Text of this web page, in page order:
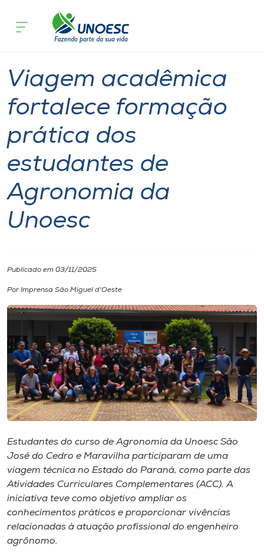
Cursos
Pesquisa
Atendimento ao Estudante
Portal de Ensino
Unoesc
I.nova
Diplomados
Cultura
CPA
Editora
Rádio
Museu
São José do Cedro
Viagem acadêmica
fortalece formação
prática dos
estudantes de
Agronomia da
Unoesc
Publicado em 03/11/2025
Por Imprensa São Miguel d'Oeste
Estudantes do curso de Agronomia da Unoesc São
José do Cedro e Maravilha participaram de uma
viagem técnica no Estado do Paraná, como parte das
Atividades Curriculares Complementares (ACC). A
iniciativa teve como objetivo ampliar os
conhecimentos práticos e proporcionar vivências
relacionadas à atuação profissional do engenheiro
agrônomo.